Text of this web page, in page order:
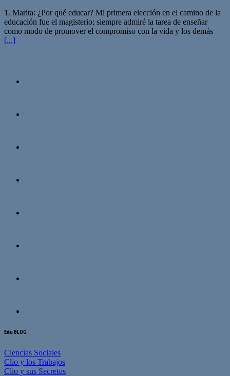
1. Marita: ¿Por qué educar? Mi primera elección en el camino de la
educación fue el magisterio; siempre admiré la tarea de enseñar
como modo de promover el compromiso con la vida y los demás
[...]
Edu BLOG
Ciencias Sociales
Clio y los Trabajos
Clio y sus Secretos